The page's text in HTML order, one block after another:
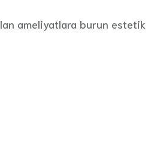
ameliyatlara burun estetik